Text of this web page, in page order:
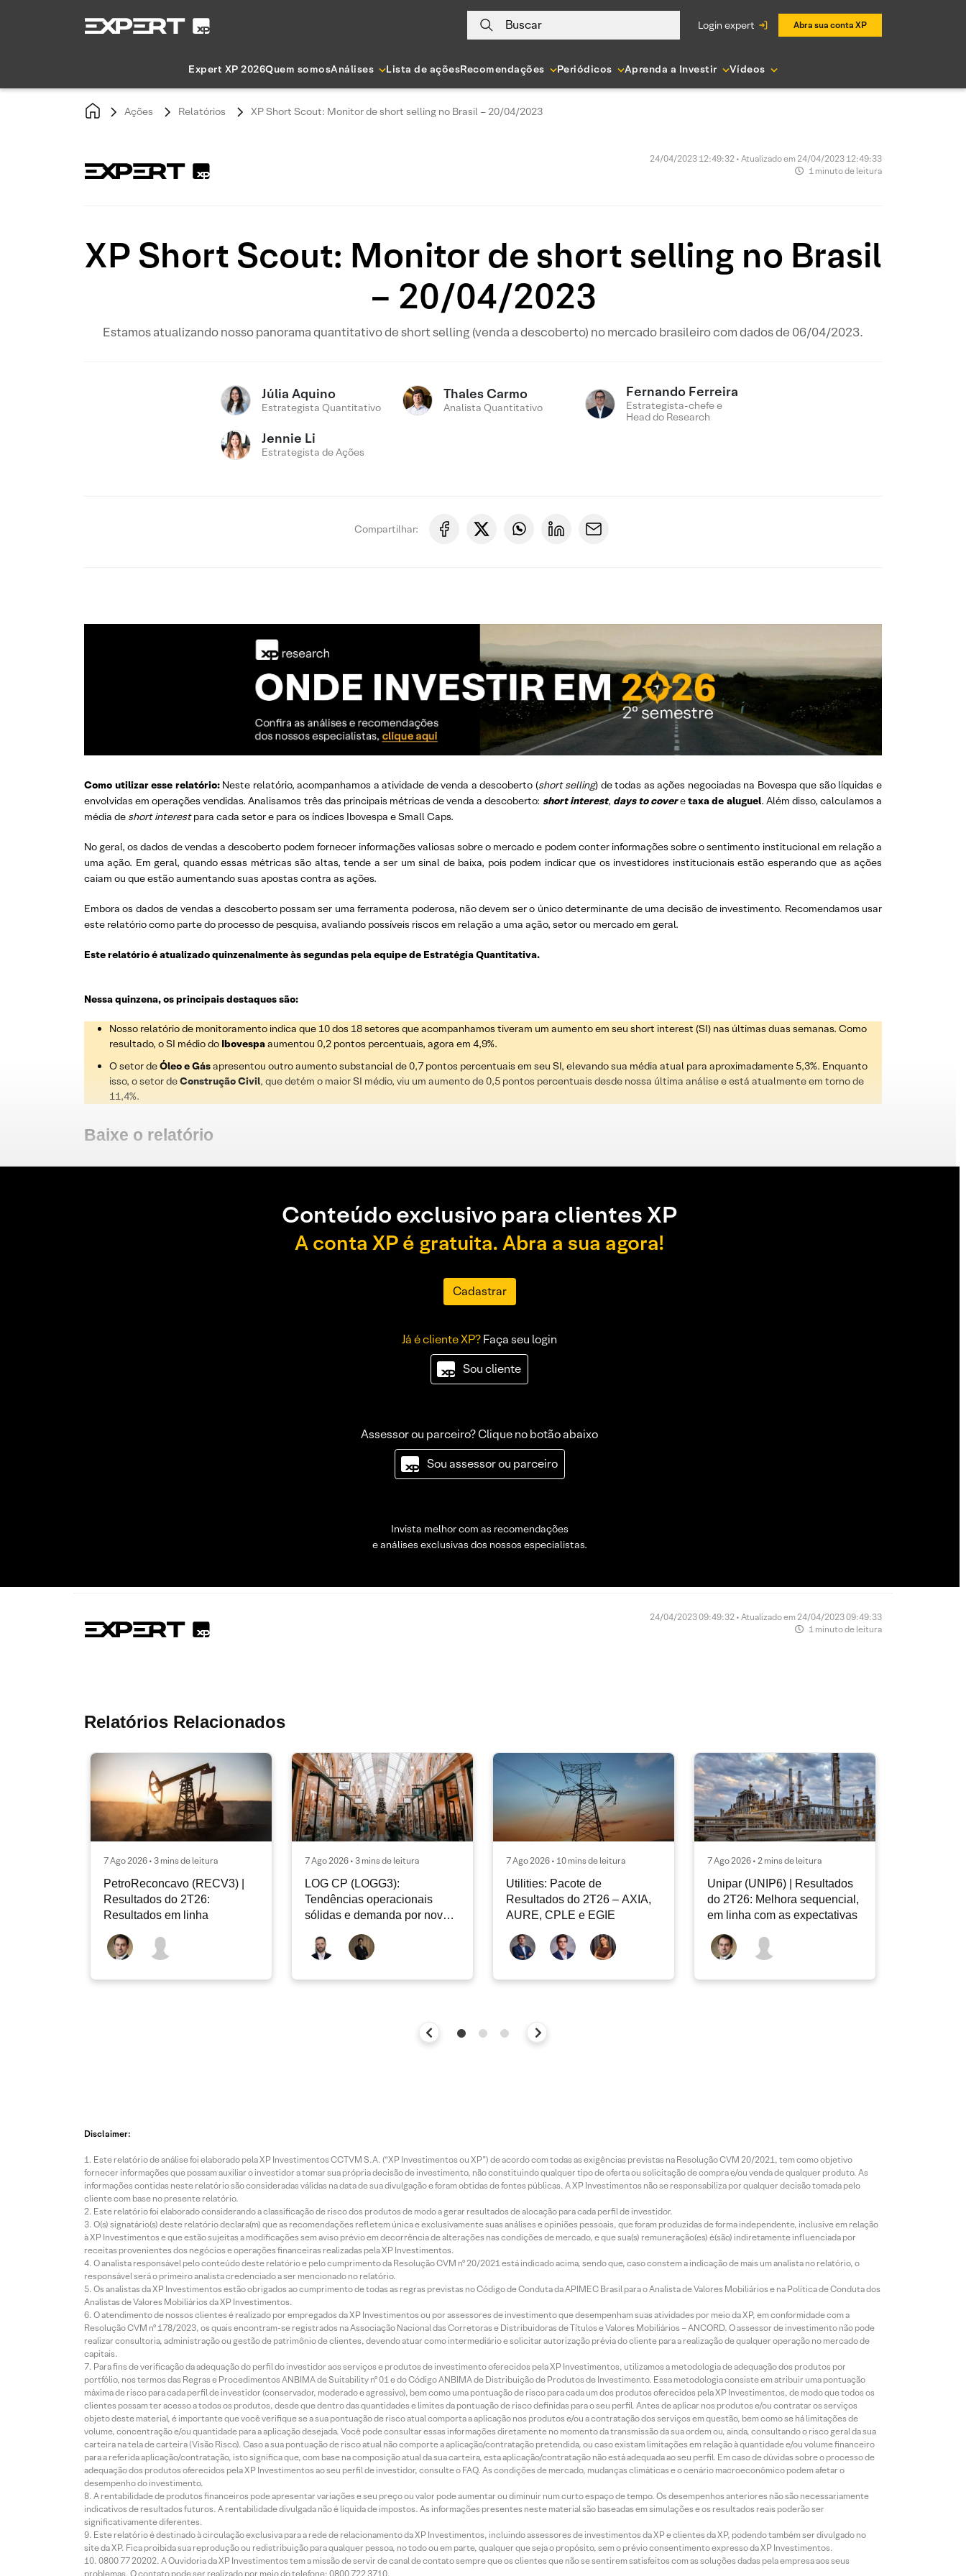
Buscar login expert Abra sua conta XP
Expert XP 2026Quem somosAnálises Lista de açõesRecomendações Periódicos Aprenda a Investir Vídeos
Ações Relatórios XP Short Scout: Monitor de short selling no Brasil – 20/04/2023
24/04/2023 12:49:32 • Atualizado em 24/04/2023 12:49:33
1 minuto de leitura
XP Short Scout: Monitor de short selling no Brasil
– 20/04/2023
Estamos atualizando nosso panorama quantitativo de short selling (venda a descoberto) no mercado brasileiro com dados de 06/04/2023.
Júlia Aquino
Estrategista Quantitativo
Thales Carmo
Analista Quantitativo
Fernando Ferreira
Estrategista-chefe e
Head do Research
Jennie Li
Estrategista de Ações
Compartilhar:
Como utilizar esse relatório:Neste relatório, acompanhamos a atividade de venda a descoberto (short selling) de todas as ações negociadas na Bovespa que são líquidas e
envolvidas em operações vendidas. Analisamos três das principais métricas de venda a descoberto: short interest, days to coveretaxa de aluguel. Além disso, calculamos a
média de short interestpara cada setor e para os índices Ibovespa e Small Caps.
No geral, os dados de vendas a descoberto podem fornecer informações valiosas sobre o mercado e podem conter informações sobre o sentimento institucional em relação a
uma ação. Em geral, quando essas métricas são altas, tende a ser um sinal de baixa, pois podem indicar que os investidores institucionais estão esperando que as ações
caiam ou que estão aumentando suas apostas contra as ações.
Embora os dados de vendas a descoberto possam ser uma ferramenta poderosa, não devem ser o único determinante de uma decisão de investimento. Recomendamos usar
este relatório como parte do processo de pesquisa, avaliando possíveis riscos em relação a uma ação, setor ou mercado em geral.
Este relatório é atualizado quinzenalmente às segundas pela equipe de Estratégia Quantitativa.
Nessa quinzena, os principais destaques são:
Nosso relatório de monitoramento indica que 10 dos 18 setores que acompanhamos tiveram um aumento em seu short interest (SI) nas últimas duas semanas. Como
resultado, o SI médio do Ibovespaaumentou 0,2 pontos percentuais, agora em 4,9%.
O setor deÓleo e Gásapresentou outro aumento substancial de 0,7 pontos percentuais em seu SI, elevando sua média atual para aproximadamente 5,3%. Enquanto
isso, o setor deConstrução Civil, que detém o maior SI médio, viu um aumento de 0,5 pontos percentuais desde nossa última análise e está atualmente em torno de
11,4%.
Baixe o relatório
Conteúdo exclusivo para clientes XP
A conta XP é gratuita. Abra a sua agora!
Cadastrar
Já é cliente XP?Faça seu login
Sou cliente
Assessor ou parceiro? Clique no botão abaixo
Sou assessor ou parceiro
Invista melhor com as recomendações
e análises exclusivas dos nossos especialistas.
24/04/2023 09:49:32 • Atualizado em 24/04/2023 09:49:33
1 minuto de leitura
Relatórios Relacionados
7 Ago 2026 • 3 mins de leitura
PetroReconcavo (RECV3) |
Resultados do 2T26:
Resultados em linha
7 Ago 2026 • 3 mins de leitura
LOG CP (LOGG3):
Tendências operacionais
sólidas e demanda por nova
reciclagem de ativos
7 Ago 2026 • 10 mins de leitura
Utilities: Pacote de
Resultados do 2T26 – AXIA,
AURE, CPLE e EGIE
7 Ago 2026 • 2 mins de leitura
Unipar (UNIP6) | Resultados
do 2T26: Melhora sequencial,
em linha com as expectativas
Disclaimer:
Este relatório de análise foi elaborado pela XP Investimentos CCTVM S.A. (“XP Investimentos ou XP”) de acordo com todas as exigências previstas na Resolução CVM 20/2021, tem como objetivo
fornecer informações que possam auxiliar o investidor a tomar sua própria decisão de investimento, não constituindo qualquer tipo de oferta ou solicitação de compra e/ou venda de qualquer produto. As
informações contidas neste relatório são consideradas válidas na data de sua divulgação e foram obtidas de fontes públicas. A XP Investimentos não se responsabiliza por qualquer decisão tomada pelo
cliente com base no presente relatório.
Este relatório foi elaborado considerando a classificação de risco dos produtos de modo a gerar resultados de alocação para cada perfil de investidor.
O(s) signatário(s) deste relatório declara(m) que as recomendações refletem única e exclusivamente suas análises e opiniões pessoais, que foram produzidas de forma independente, inclusive em relação
à XP Investimentos e que estão sujeitas a modificações sem aviso prévio em decorrência de alterações nas condições de mercado, e que sua(s) remuneração(es) é(são) indiretamente influenciada por
receitas provenientes dos negócios e operações financeiras realizadas pela XP Investimentos.
O analista responsável pelo conteúdo deste relatório e pelo cumprimento da Resolução CVM nº 20/2021 está indicado acima, sendo que, caso constem a indicação de mais um analista no relatório, o
responsável será o primeiro analista credenciado a ser mencionado no relatório.
Os analistas da XP Investimentos estão obrigados ao cumprimento de todas as regras previstas no Código de Conduta da APIMEC Brasil para o Analista de Valores Mobiliários e na Política de Conduta dos
Analistas de Valores Mobiliários da XP Investimentos.
O atendimento de nossos clientes é realizado por empregados da XP Investimentos ou por assessores de investimento que desempenham suas atividades por meio da XP, em conformidade com a
Resolução CVM nº 178/2023, os quais encontram-se registrados na Associação Nacional das Corretoras e Distribuidoras de Títulos e Valores Mobiliários – ANCORD. O assessor de investimento não pode
realizar consultoria, administração ou gestão de patrimônio de clientes, devendo atuar como intermediário e solicitar autorização prévia do cliente para a realização de qualquer operação no mercado de
capitais.
Para fins de verificação da adequação do perfil do investidor aos serviços e produtos de investimento oferecidos pela XP Investimentos, utilizamos a metodologia de adequação dos produtos por
portfólio, nos termos das Regras e Procedimentos ANBIMA de Suitability nº 01 e do Código ANBIMA de Distribuição de Produtos de Investimento. Essa metodologia consiste em atribuir uma pontuação
máxima de risco para cada perfil de investidor (conservador, moderado e agressivo), bem como uma pontuação de risco para cada um dos produtos oferecidos pela XP Investimentos, de modo que todos os
clientes possam ter acesso a todos os produtos, desde que dentro das quantidades e limites da pontuação de risco definidas para o seu perfil. Antes de aplicar nos produtos e/ou contratar os serviços
objeto deste material, é importante que você verifique se a sua pontuação de risco atual comporta a aplicação nos produtos e/ou a contratação dos serviços em questão, bem como se há limitações de
volume, concentração e/ou quantidade para a aplicação desejada. Você pode consultar essas informações diretamente no momento da transmissão da sua ordem ou, ainda, consultando o risco geral da sua
carteira na tela de carteira (Visão Risco). Caso a sua pontuação de risco atual não comporte a aplicação/contratação pretendida, ou caso existam limitações em relação à quantidade e/ou volume financeiro
para a referida aplicação/contratação, isto significa que, com base na composição atual da sua carteira, esta aplicação/contratação não está adequada ao seu perfil. Em caso de dúvidas sobre o processo de
adequação dos produtos oferecidos pela XP Investimentos ao seu perfil de investidor, consulte o FAQ. As condições de mercado, mudanças climáticas e o cenário macroeconômico podem afetar o
desempenho do investimento.
A rentabilidade de produtos financeiros pode apresentar variações e seu preço ou valor pode aumentar ou diminuir num curto espaço de tempo. Os desempenhos anteriores não são necessariamente
indicativos de resultados futuros. A rentabilidade divulgada não é líquida de impostos. As informações presentes neste material são baseadas em simulações e os resultados reais poderão ser
significativamente diferentes.
Este relatório é destinado à circulação exclusiva para a rede de relacionamento da XP Investimentos, incluindo assessores de investimentos da XP e clientes da XP, podendo também ser divulgado no
site da XP. Fica proibida sua reprodução ou redistribuição para qualquer pessoa, no todo ou em parte, qualquer que seja o propósito, sem o prévio consentimento expresso da XP Investimentos.
0800 77 20202. A Ouvidoria da XP Investimentos tem a missão de servir de canal de contato sempre que os clientes que não se sentirem satisfeitos com as soluções dadas pela empresa aos seus
problemas. O contato pode ser realizado por meio do telefone: 0800 722 3710.